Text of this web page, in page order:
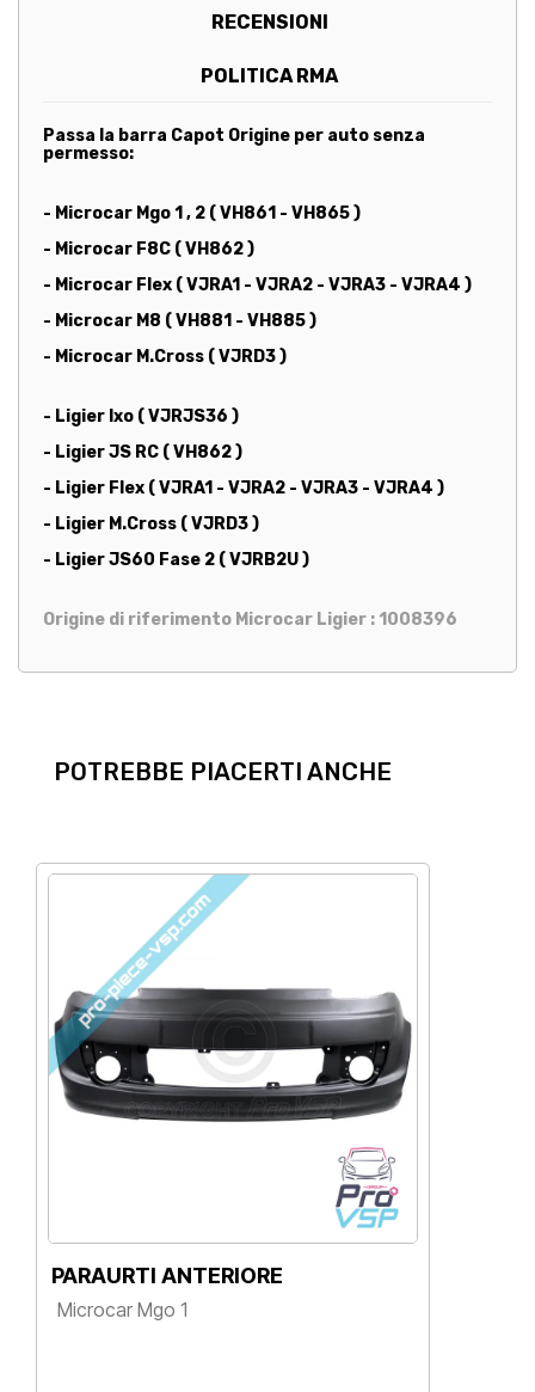
RECENSIONI
POLITICA RMA
Passa la barra Capot Origine per auto senza
permesso:
- Microcar Mgo 1 , 2 ( VH861 - VH865 )
- Microcar F8C ( VH862 )
- Microcar Flex ( VJRA1 - VJRA2 - VJRA3 - VJRA4 )
- Microcar M8 ( VH881 - VH885 )
- Microcar M.Cross ( VJRD3 )
- Ligier Ixo ( VJRJS36 )
- Ligier JS RC ( VH862 )
- Ligier Flex ( VJRA1 - VJRA2 - VJRA3 - VJRA4 )
- Ligier M.Cross ( VJRD3 )
- Ligier JS60 Fase 2 ( VJRB2U )
Origine di riferimento Microcar Ligier : 1008396
POTREBBE PIACERTI ANCHE
PARAURTI ANTERIORE
Microcar Mgo 1